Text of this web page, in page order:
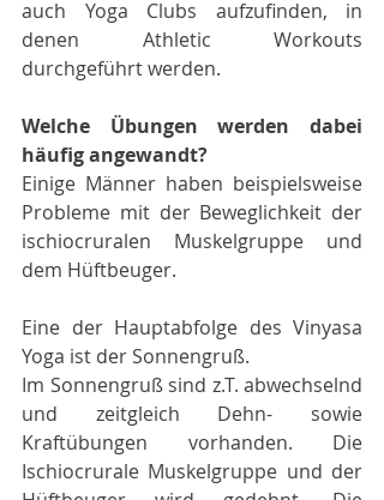
auch Yoga Clubs aufzufinden, in
denen Athletic Workouts
durchgeführt werden.
Welche Übungen werden dabei
häufig angewandt?
Einige Männer haben beispielsweise
Probleme mit der Beweglichkeit der
ischiocruralen Muskelgruppe und
dem Hüftbeuger.
Eine der Hauptabfolge des Vinyasa
Yoga ist der Sonnengruß.
Im Sonnengruß sind z.T. abwechselnd
und zeitgleich Dehn- sowie
Kraftübungen vorhanden. Die
Ischiocrurale Muskelgruppe und der